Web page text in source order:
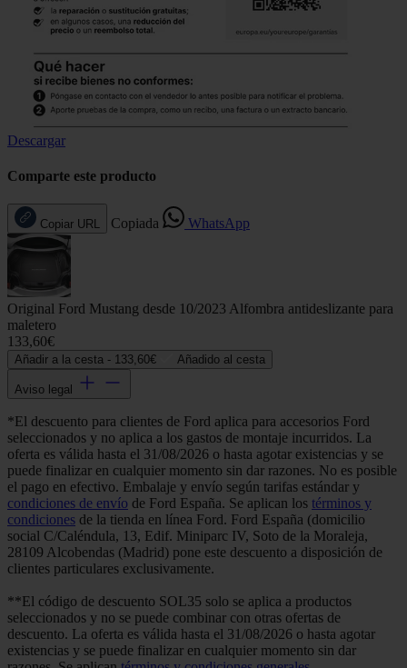
Descargar
Comparte este producto
Copiar URL Copiada WhatsApp
Original Ford Mustang desde 10/2023 Alfombra antideslizante para
maletero
133,60€
Añadir a la cesta - 133,60€ Añadido al cesta
Aviso legal
*El descuento para clientes de Ford aplica para accesorios Ford
seleccionados y no aplica a los gastos de montaje incurridos. La
oferta es válida hasta el 31/08/2026 o hasta agotar existencias y se
puede finalizar en cualquier momento sin dar razones. No es posible
el pago en efectivo. Embalaje y envío según tarifas estándar y
condiciones de envío de Ford España. Se aplican los términos y
condiciones de la tienda en línea Ford. Ford España (domicilio
social C/Caléndula, 13, Edif. Miniparc IV, Soto de la Moraleja,
28109 Alcobendas (Madrid) pone este descuento a disposición de
clientes particulares exclusivamente.
**El código de descuento SOL35 solo se aplica a productos
seleccionados y no se puede combinar con otras ofertas de
descuento. La oferta es válida hasta el 31/08/2026 o hasta agotar
existencias y se puede finalizar en cualquier momento sin dar